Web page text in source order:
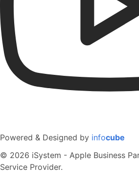
Powered & Designed by infocube
© 2026 iSystem - Apple Business
Service Provider.